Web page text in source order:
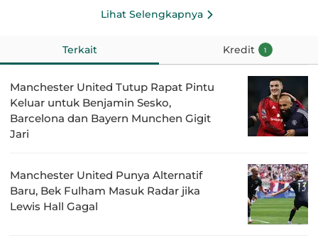
Lihat Selengkapnya
Terkait Kredit 1
Manchester United Tutup Rapat Pintu
Keluar untuk Benjamin Sesko,
Barcelona dan Bayern Munchen Gigit
Jari
Manchester United Punya Alternatif
Baru, Bek Fulham Masuk Radar jika
Lewis Hall Gagal